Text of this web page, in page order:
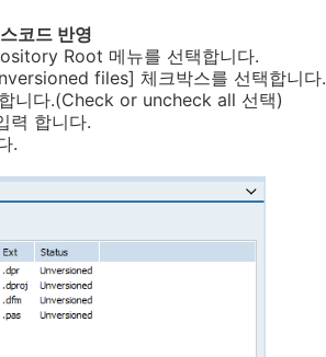
코드 반영
Root 메뉴를 선택합니다.
files] 체크박스를 선택합니다.
니다.(Check or uncheck all 선택)
력 합니다.
.